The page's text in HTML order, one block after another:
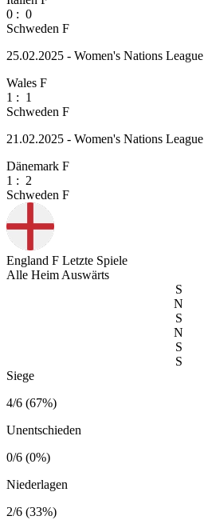
0 : 0
Schweden F
25.02.2025 - Women's Nations League
Wales F
1 : 1
Schweden F
21.02.2025 - Women's Nations League
Dänemark F
1 : 2
Schweden F
England F Letzte Spiele
Alle Heim Auswärts
S
N
S
N
S
S
Siege
4/6 (67%)
Unentschieden
0/6 (0%)
Niederlagen
2/6 (33%)